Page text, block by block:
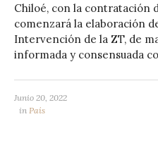
Chiloé, con la contratación
comenzará la elaboración
Intervención de la ZT, de
informada y consensuada
Junio 20, 2022
in País